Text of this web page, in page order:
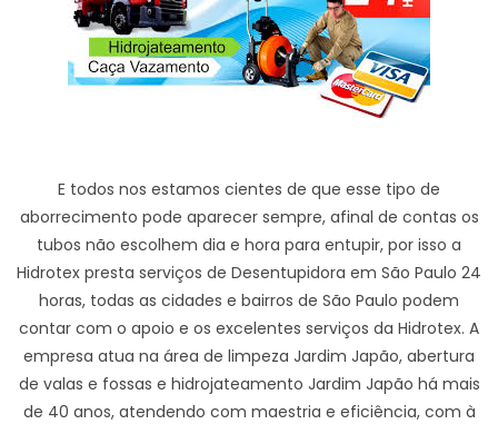
E todos nos estamos cientes de que esse tipo de
aborrecimento pode aparecer sempre, afinal de contas os
tubos não escolhem dia e hora para entupir, por isso a
Hidrotex presta serviços de Desentupidora em São Paulo 24
horas, todas as cidades e bairros de São Paulo podem
contar com o apoio e os excelentes serviços da Hidrotex. A
empresa atua na área de limpeza Jardim Japão, abertura
de valas e fossas e hidrojateamento Jardim Japão há mais
de 40 anos, atendendo com maestria e eficiência, com à